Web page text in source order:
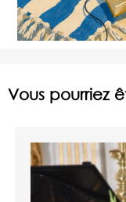
Vous pourriez